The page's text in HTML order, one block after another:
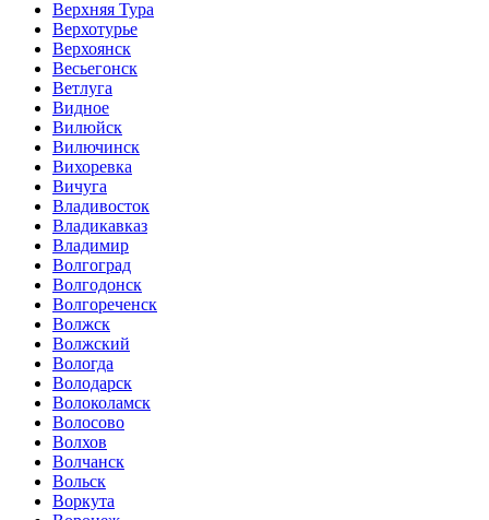
Верхняя Тура
Верхотурье
Верхоянск
Весьегонск
Ветлуга
Видное
Вилюйск
Вилючинск
Вихоревка
Вичуга
Владивосток
Владикавказ
Владимир
Волгоград
Волгодонск
Волгореченск
Волжск
Волжский
Вологда
Володарск
Волоколамск
Волосово
Волхов
Волчанск
Вольск
Воркута